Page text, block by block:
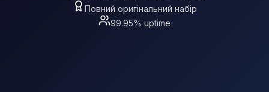
Повний оригінальний набір
99.95% uptime